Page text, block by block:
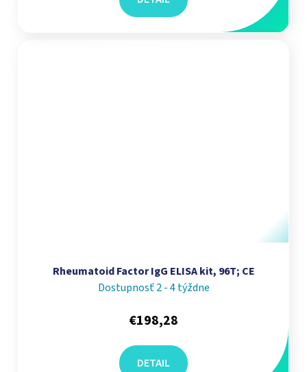
Rheumatoid Factor IgG ELISA kit, 96T; CE
Dostupnosť 2 - 4 týždne
€198,28
DETAIL